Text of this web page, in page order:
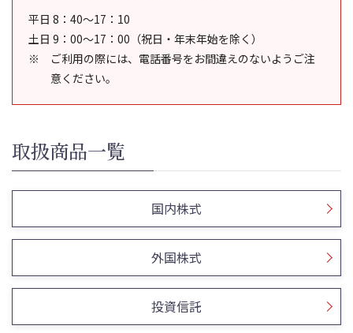
平日 8：40～17：10
土日 9：00～17：00（祝日・年末年始を除く）
ご利用の際には、電話番号をお間違えのないようご注
意ください。
取扱商品一覧
国内株式
外国株式
投資信託